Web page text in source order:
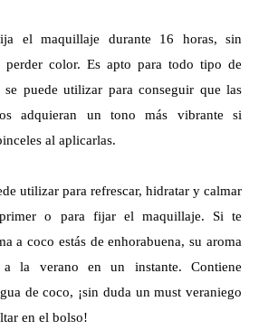
el maquillaje durante 16 horas, sin
perder color. Es apto para todo tipo de
se puede utilizar para conseguir que las
adquieran un tono más vibrante si
al aplicarlas.
utilizar para refrescar, hidratar y calmar
o para fijar el maquillaje. Si te
a coco estás de enhorabuena, su aroma
a la verano en un instante. Contiene
de coco, ¡sin duda un must veraniego
en el bolso!